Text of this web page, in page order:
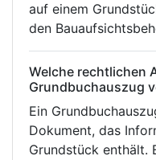
auf einem
den
Welche rechtlichen
Grundbuchauszug
Ein
Dokument, das
Grundstück enthält.